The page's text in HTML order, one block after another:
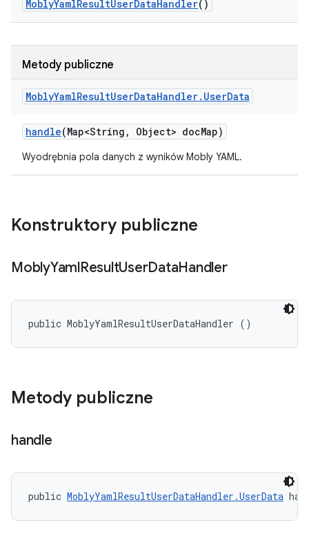
MoblyYamlResultUserDataHandler()
Metody publiczne
MoblyYamlResultUserDataHandler. UserData
handle(Map<String , Object> docMap)
Wyodrębnia pola danych z wyników Mobly YAML.
Konstruktory publiczne
MoblyYamlResultUserDataHandler
public MoblyYamlResultUserDataHandler ()
Metody publiczne
handle
public MoblyYamlResultUserDataHandler.UserData